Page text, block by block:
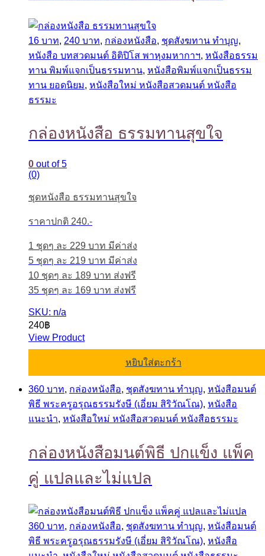
16 บาท, 240 บาท, กล่องหนังสือ, ชุดสังฆทาน ทำบุญ,
หนังสือ บทสวดมนต์ อิติปิโส พาหุงมหากาฯ, หนังสือธรรม
ทาน พิมพ์แจกเป็นธรรมทาน, หนังสือพิมพ์แจกเป็นธรรม
ทาน ยอดนิยม, หนังสือใหม่ หนังสือสวดมนต์ หนังสือ
ธรรมะ
กล่องหนังสือ ธรรมทานสุขใจ
0 out of 5
(0)
ชุดหนังสือ ธรรมทานสุขใจ
ราคาปกติ 240.-
1 ชุดๆ ละ 229 บาท มีค่าส่ง
5 ชุดๆ ละ 219 บาท มีค่าส่ง
10 ชุดๆ ละ 189 บาท ส่งฟรี
35 ชุดๆ ละ 169 บาท ส่งฟรี
SKU: n/a
240฿
View Product
หยิบใส่ตะกร้า
360 บาท, กล่องหนังสือ, ชุดสังฆทาน ทำบุญ, หนังสือมนต์
พิธี พระครูอรุณธรรมรังษี (เอี่ยม สิริวัณโณ), หนังสือ
แนะนำ, หนังสือใหม่ หนังสือสวดมนต์ หนังสือธรรมะ
กล่องหนังสือมนต์พิธี ปกแข็ง แพ็ค
คู่ แปลและไม่แปล
360 บาท, กล่องหนังสือ, ชุดสังฆทาน ทำบุญ, หนังสือมนต์
พิธี พระครูอรุณธรรมรังษี (เอี่ยม สิริวัณโณ), หนังสือ